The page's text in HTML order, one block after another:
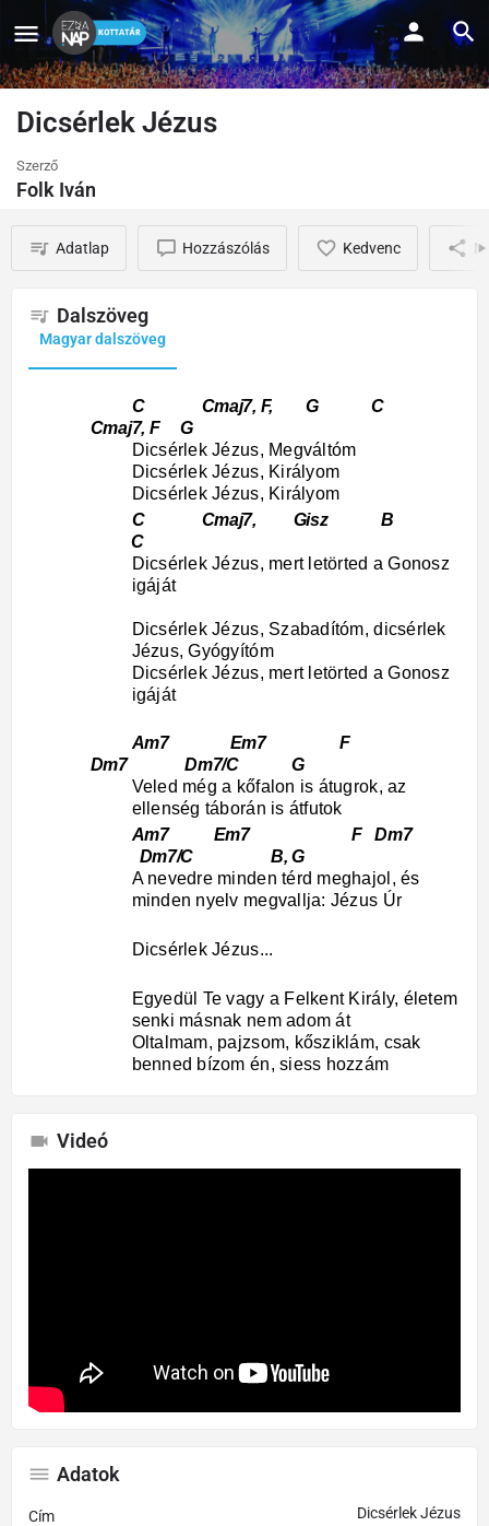
Dicsérlek Jézus
Szerző
Folk Iván
Adatlap Hozzászólás Kedvenc
Dalszöveg
Magyar dalszöveg
C Cmaj7, F, G C
Cmaj7, F G
Dicsérlek Jézus, Megváltóm
Dicsérlek Jézus, Királyom
Dicsérlek Jézus, Királyom
C Cmaj7, Gisz B
C
Dicsérlek Jézus, mert letörted a Gonosz
igáját
Dicsérlek Jézus, Szabadítóm, dicsérlek
Jézus, Gyógyítóm
Dicsérlek Jézus, mert letörted a Gonosz
igáját
Am7 Em7 F
Dm7 Dm7/C G
Veled még a kőfalon is átugrok, az
ellenség táborán is átfutok
Am7 Em7 F Dm7
Dm7/C B, G
A nevedre minden térd meghajol, és
minden nyelv megvallja: Jézus Úr
Dicsérlek Jézus...
Egyedül Te vagy a Felkent Király, életem
senki másnak nem adom át
Oltalmam, pajzsom, kősziklám, csak
benned bízom én, siess hozzám
Videó
Adatok
Cím Dicsérlek Jézus